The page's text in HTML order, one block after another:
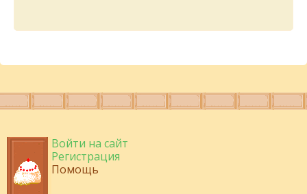
Войти на сайт
Регистрация
Помощь